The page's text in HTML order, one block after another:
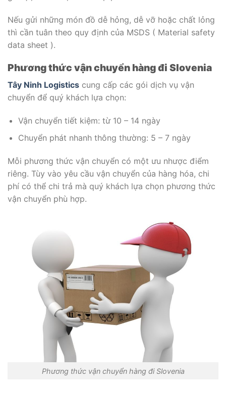
Nếu gửi những món đồ dễ hỏng, dễ vỡ hoặc chất lỏng
thì cần tuân theo quy định của MSDS ( Material safety
data sheet ).
Phương thức vận chuyển hàng đi Slovenia
Tây Ninh Logistics cung cấp các gói dịch vụ vận
chuyển để quý khách lựa chọn:
Vận chuyển tiết kiệm: từ 10 – 14 ngày
Chuyển phát nhanh thông thường: 5 – 7 ngày
Mỗi phương thức vận chuyển có một ưu nhược điểm
riêng. Tùy vào yêu cầu vận chuyển của hàng hóa, chi
phí có thể chi trả mà quý khách lựa chọn phương thức
vận chuyển phù hợp.
Phương thức vận chuyển hàng đi Slovenia